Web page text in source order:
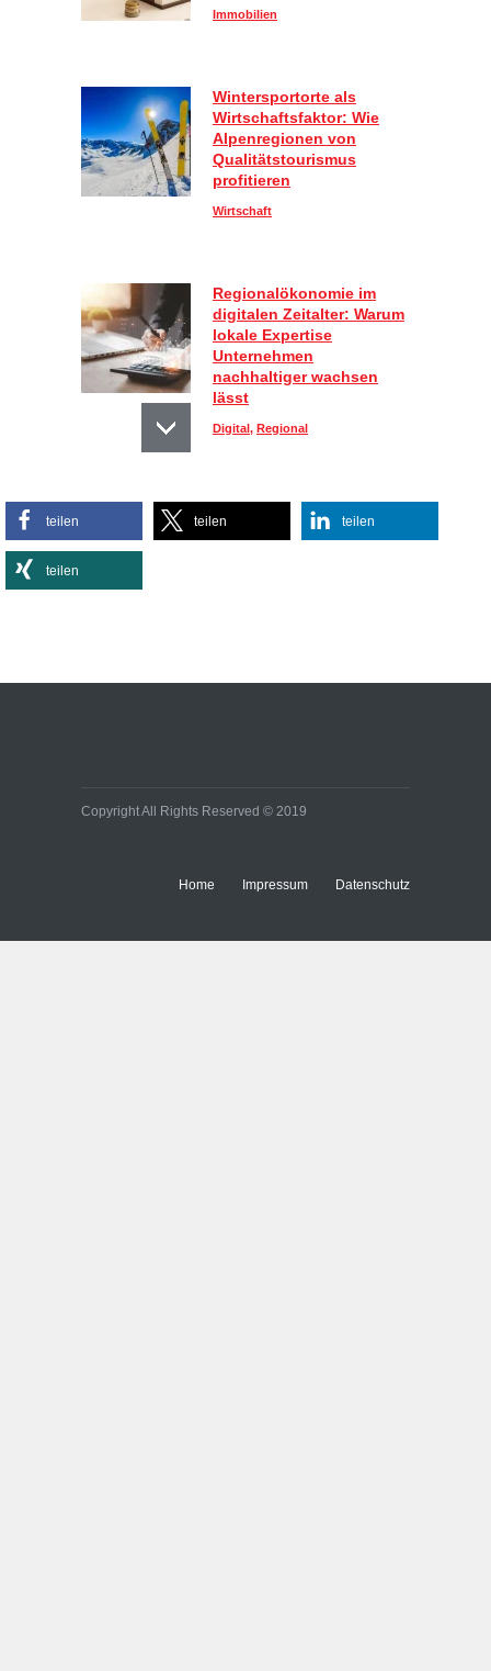
Immobilien
Wintersportorte als
Wirtschaftsfaktor: Wie
Alpenregionen von
Qualitätstourismus
profitieren
Wirtschaft
Regionalökonomie im
digitalen Zeitalter: Warum
lokale Expertise
Unternehmen
nachhaltiger wachsen
lässt
Digital, Regional
Sportlich, aber stylisch:
So kombinieren Sie
Effiziente
teilen teilen teilen
teilen
Copyright All Rights Reserved © 2019
Home Impressum Datenschutz